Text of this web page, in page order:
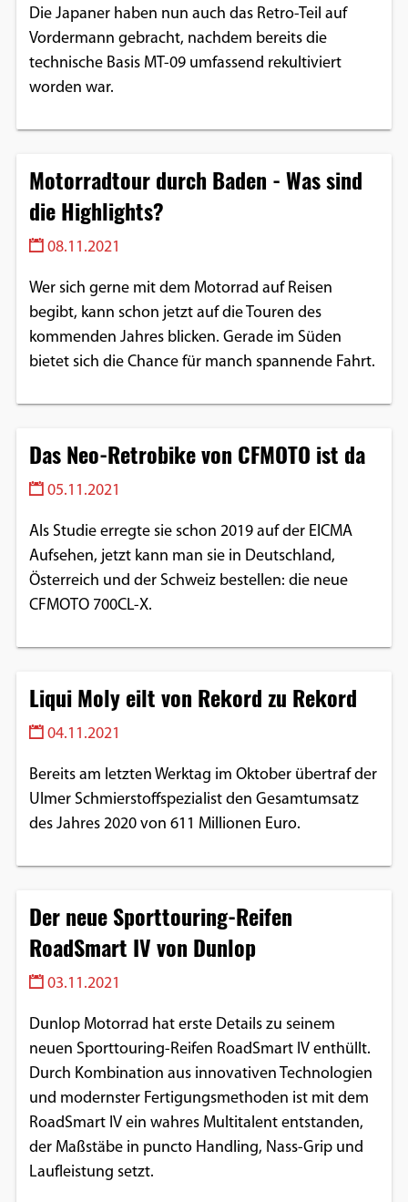
Die Japaner haben nun auch das Retro-Teil auf
Vordermann gebracht, nachdem bereits die
technische Basis MT-09 umfassend rekultiviert
worden war.
Motorradtour durch Baden - Was sind
die Highlights?
08.11.2021
Wer sich gerne mit dem Motorrad auf Reisen
begibt, kann schon jetzt auf die Touren des
kommenden Jahres blicken. Gerade im Süden
bietet sich die Chance für manch spannende Fahrt.
Das Neo-Retrobike von CFMOTO ist da
05.11.2021
Als Studie erregte sie schon 2019 auf der EICMA
Aufsehen, jetzt kann man sie in Deutschland,
Österreich und der Schweiz bestellen: die neue
CFMOTO 700CL-X.
Liqui Moly eilt von Rekord zu Rekord
04.11.2021
Bereits am letzten Werktag im Oktober übertraf der
Ulmer Schmierstoffspezialist den Gesamtumsatz
des Jahres 2020 von 611 Millionen Euro.
Der neue Sporttouring-Reifen
RoadSmart IV von Dunlop
03.11.2021
Dunlop Motorrad hat erste Details zu seinem
neuen Sporttouring-Reifen RoadSmart IV enthüllt.
Durch Kombination aus innovativen Technologien
und modernster Fertigungsmethoden ist mit dem
RoadSmart IV ein wahres Multitalent entstanden,
der Maßstäbe in puncto Handling, Nass-Grip und
Laufleistung setzt.